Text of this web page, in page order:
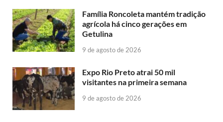
Família Roncoleta mantém tradição
agrícola há cinco gerações em
Getulina
9 de agosto de 2026
Expo Rio Preto atrai 50 mil
visitantes na primeira semana
9 de agosto de 2026